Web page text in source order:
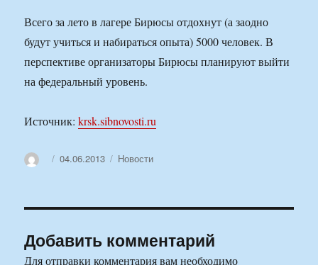
Всего за лето в лагере Бирюсы отдохнут (а заодно
будут учиться и набираться опыта) 5000 человек. В
перспективе организаторы Бирюсы планируют выйти
на федеральный уровень.
Источник:krsk.sibnovosti.ru
АвторОпубликовано
04.06.2013 Рубрики
Новости
Добавить комментарий
Для отправки комментария вам необходимо